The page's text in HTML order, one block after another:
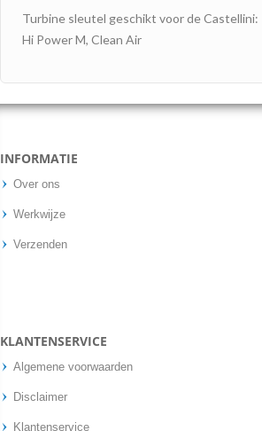
Turbine sleutel geschikt voor de Castellini:
Hi Power M, Clean Air
INFORMATIE
Over ons
Werkwijze
Verzenden
KLANTENSERVICE
Algemene voorwaarden
Disclaimer
Klantenservice